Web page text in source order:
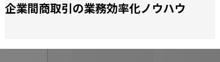
企業間商取引の業務効率化ノウハウ